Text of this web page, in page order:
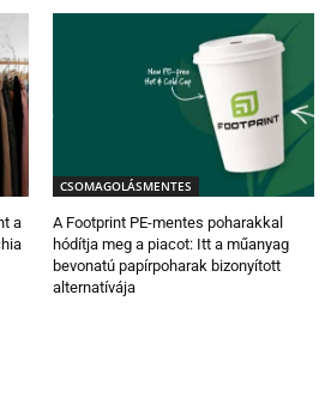
a
CSOMAGOLÁSMENTES
A Footprint PE-mentes poharakkal
hódítja meg a piacot: Itt a műanyag
bevonatú papírpoharak bizonyított
alternatívája